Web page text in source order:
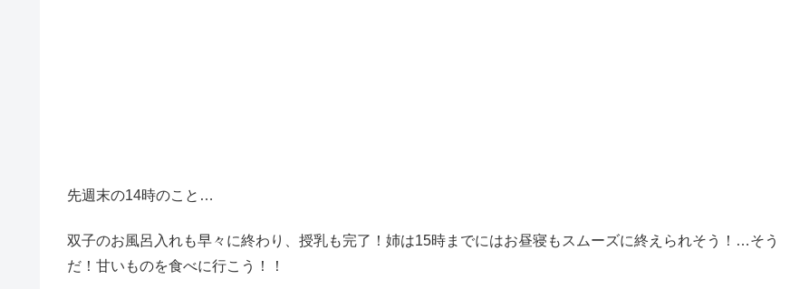
先週末の14時のこと…
双子のお風呂入れも早々に終わり、授乳も完了！姉は15時までにはお昼寝もスムーズに終えられそう！…そう
だ！甘いものを食べに行こう！！